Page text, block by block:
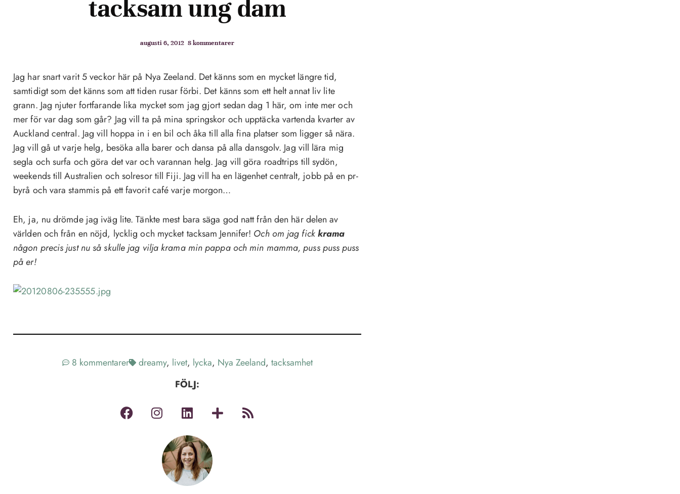
tacksam ung dam
augusti 6, 2012 8 kommentarer
Jag har snart varit 5 veckor här på Nya Zeeland. Det känns som en mycket längre tid,
samtidigt som det känns som att tiden rusar förbi. Det känns som ett helt annat liv lite
grann. Jag njuter fortfarande lika mycket som jag gjort sedan dag 1 här, om inte mer och
mer för var dag som går? Jag vill ta på mina springskor och upptäcka vartenda kvarter av
Auckland central. Jag vill hoppa in i en bil och åka till alla fina platser som ligger så nära.
Jag vill gå ut varje helg, besöka alla barer och dansa på alla dansgolv. Jag vill lära mig
segla och surfa och göra det var och varannan helg. Jag vill göra roadtrips till sydön,
weekends till Australien och solresor till Fiji. Jag vill ha en lägenhet centralt, jobb på en pr-
byrå och vara stammis på ett favorit café varje morgon…
Eh, ja, nu drömde jag iväg lite. Tänkte mest bara säga god natt från den här delen av
världen och från en nöjd, lycklig och mycket tacksam Jennifer! Och om jag fickkrama
någon precis just nu så skulle jag vilja krama min pappa och min mamma, puss puss puss
på er!
8 kommentarer dreamy, livet, lycka, Nya Zeeland, tacksamhet
FÖLJ: